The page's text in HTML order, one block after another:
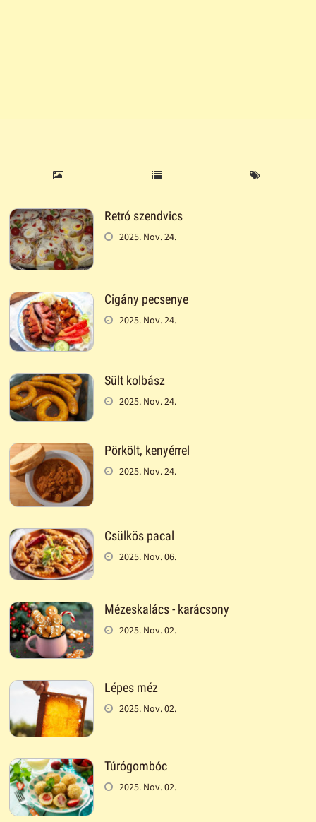
Retró szendvics
2025. Nov. 24.
Cigány pecsenye
2025. Nov. 24.
Sült kolbász
2025. Nov. 24.
Pörkölt, kenyérrel
2025. Nov. 24.
Csülkös pacal
2025. Nov. 06.
Mézeskalács - karácsony
2025. Nov. 02.
Lépes méz
2025. Nov. 02.
Túrógombóc
2025. Nov. 02.